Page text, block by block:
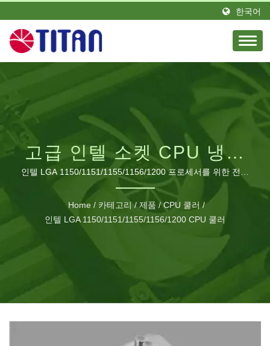
한국어
고급 인텔 소켓 CPU 냉각
솔루션
인텔 LGA 1150/1151/1155/1156/1200 프로세서를 위한 전문
급 열 관리 및 최적화된 열 방출 기술
Home / 카테고리 / 제품 / CPU 쿨러 /
인텔 LGA 1150/1151/1155/1156/1200 CPU 쿨러